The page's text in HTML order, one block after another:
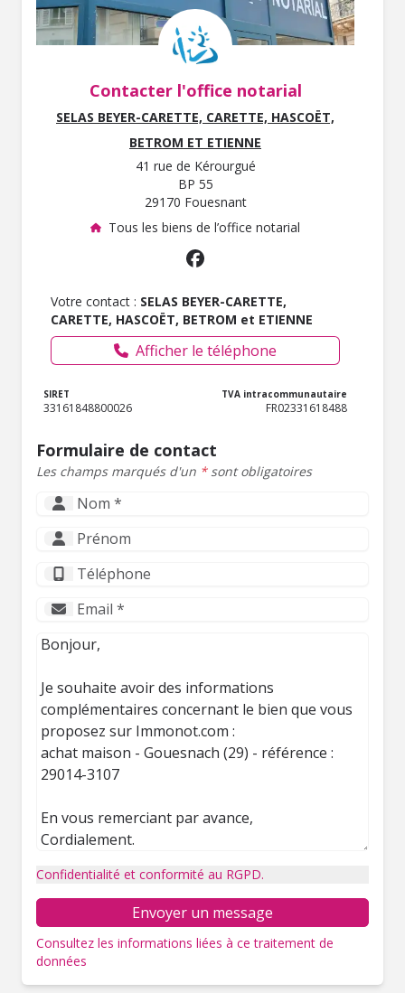
Contacter l'office notarial
SELAS BEYER-CARETTE, CARETTE, HASCOËT,
BETROM ET ETIENNE
41 rue de Kérourgué
BP 55
29170 Fouesnant
Tous les biens de l’office notarial
Votre contact : SELAS BEYER-CARETTE,
CARETTE, HASCOËT, BETROM et ETIENNE
Afficher le téléphone
SIRET
33161848800026
TVA intracommunautaire
FR02331618488
Formulaire de contact
Les champs marqués d'un *sont obligatoires
Confidentialité et conformité au RGPD.
Envoyer un message
Consultez les informations liées à ce traitement de
données